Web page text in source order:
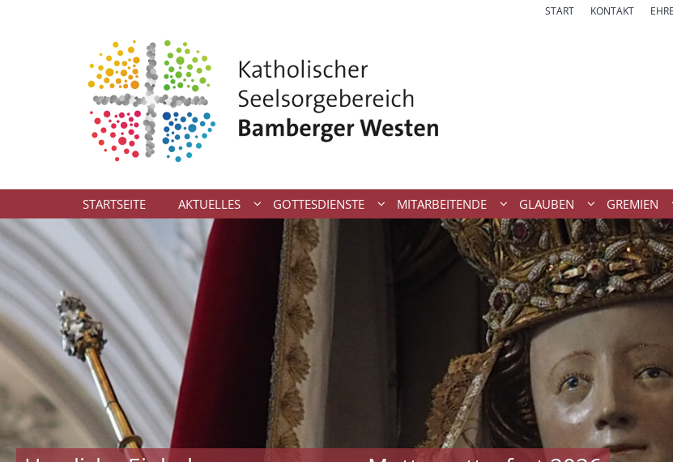
START KONTAKT
STARTSEITE AKTUELLES GOTTESDIENSTE MITARBEITENDE GLAUBEN GREMIEN